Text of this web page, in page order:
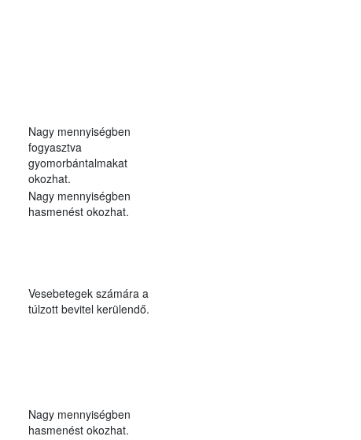
Nagy mennyiségben
fogyasztva
gyomorbántalmakat
okozhat.
Nagy mennyiségben
hasmenést okozhat.
Vesebetegek számára a
túlzott bevitel kerülendő.
Nagy mennyiségben
hasmenést okozhat.